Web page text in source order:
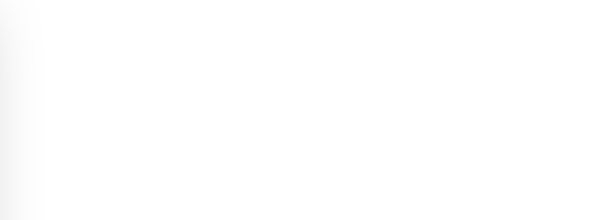
le bandeau des cookies